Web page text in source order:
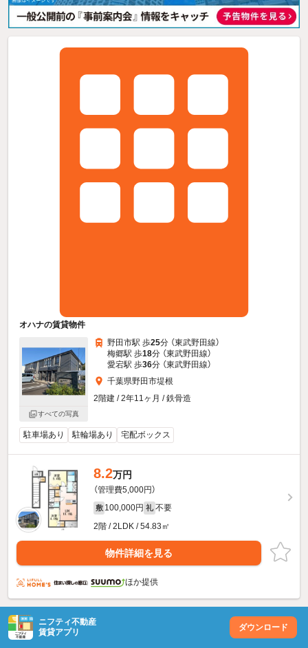
オハナの賃貸物件
すべての写真
野田市駅 歩25分 （東武野田線）
梅郷駅 歩18分 （東武野田線）
愛宕駅 歩36分 （東武野田線）
千葉県野田市堤根
2階建 / 2年11ヶ月 / 鉄骨造
駐車場あり 駐輪場あり 宅配ボックス
8.2万円
（管理費5,000円）
敷 100,000円 礼 不要
2階 / 2LDK / 54.83㎡
物件詳細を見る
ほか提供
ニフティ不動産
賃貸アプリ
ダウンロード